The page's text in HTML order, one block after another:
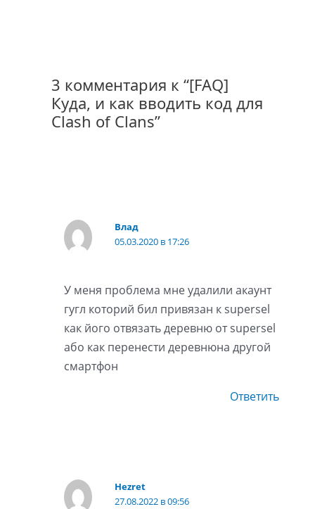
3 комментария к “[FAQ]
Куда, и как вводить код для
Clash of Clans”
Влад
05.03.2020 в 17:26
У меня проблема мне удалили акаунт
гугл которий бил привязан к supersel
как його отвязать деревню от supersel
або как перенести деревнюна другой
смартфон
Ответить
Hezret
27.08.2022 в 09:56